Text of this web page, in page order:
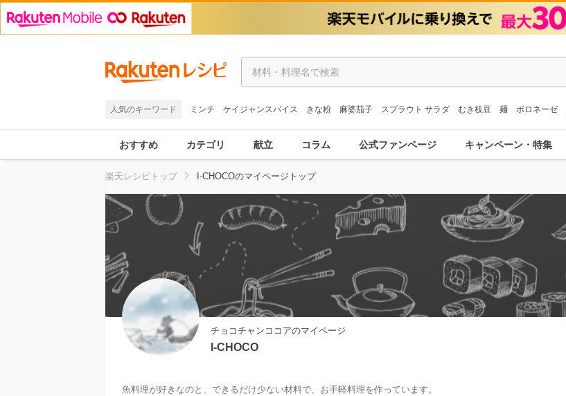
人気のキーワード ミンチ ケイジャンスパイス きな粉 麻婆茄子 スプラウト サラダ むき枝豆 麺 ボロネーゼ
おすすめ カテゴリ 献立 コラム 公式ファンページ キャンペーン・特集
楽天レシピトップ I-CHOCOのマイページトップ
チョコチャンココアのマイページ
I-CHOCO
魚料理が好きなのと、できるだけ少ない材料で、お手軽料理を作っています。